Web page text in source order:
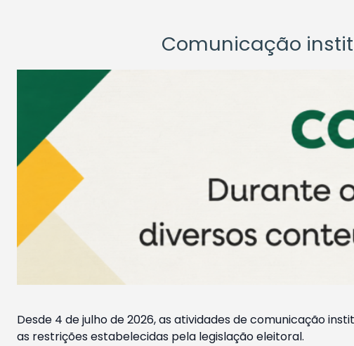
Comunicação
Desde 4 de julho de 2026, as atividades de comunicação
as restrições estabelecidas pela legislação eleitoral.